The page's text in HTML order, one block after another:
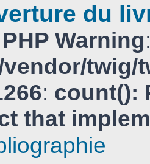
du
Warning
vendor/
: count():
that